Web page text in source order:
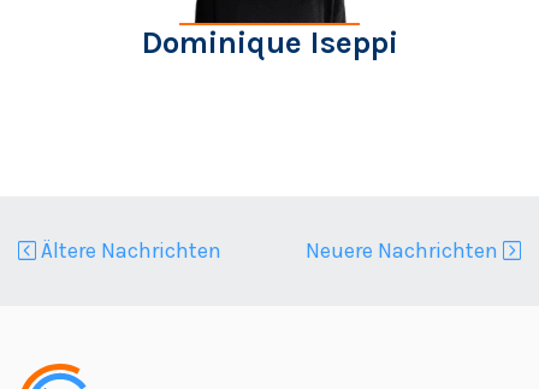
Dominique Iseppi
Ältere Nachrichten Neuere Nachrichten